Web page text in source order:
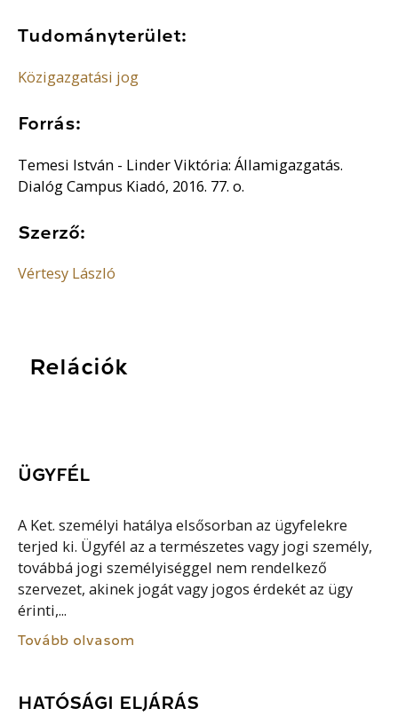
Tudományterület:
Közigazgatási jog
Forrás:
Temesi István - Linder Viktória: Államigazgatás.
Dialóg Campus Kiadó, 2016. 77. o.
Szerző:
Vértesy László
Relációk
ÜGYFÉL
A Ket. személyi hatálya elsősorban az ügyfelekre
terjed ki. Ügyfél az a természetes vagy jogi személy,
továbbá jogi személyiséggel nem rendelkező
szervezet, akinek jogát vagy jogos érdekét az ügy
érinti,...
Tovább olvasom
HATÓSÁGI ELJÁRÁS